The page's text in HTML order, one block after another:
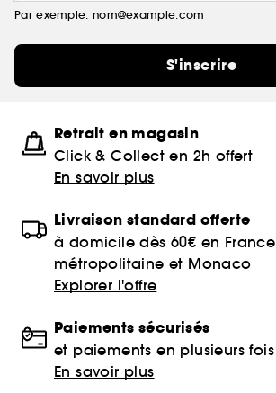
Par exemple: nom@example.com
S'inscrire
Retrait en magasin
Click & Collect en 2h offert
En savoir plus
Livraison standard offerte
à domicile dès 60€ en France
métropolitaine et Monaco
Explorer l'offre
Paiements sécurisés
et paiements en plusieurs fois
En savoir plus